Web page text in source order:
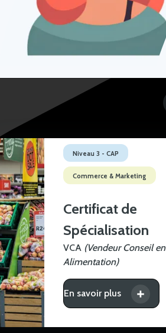
VCA (Vendeur Conseil en
Alimentation)
Certificat de
Spécialisation
Niveau 3 - CAP
Commerce & Marketing
En savoir plus